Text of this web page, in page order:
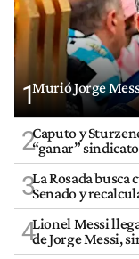
1Murió Jorge
2Caputo y
“ganar”
3La Rosada busca
Senado y
4Lionel Messi
de Jorge Messi,